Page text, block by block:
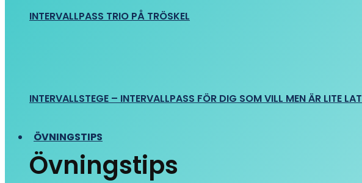
INTERVALLPASS TRIO PÅ TRÖSKEL
INTERVALLSTEGE – INTERVALLPASS FÖR DIG SOM VILL MEN ÄR LITE LAT
ÖVNINGSTIPS
Övningstips